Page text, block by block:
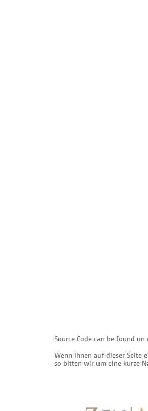
Source Code can be found on
Wenn Ihnen auf dieser Seite
so bitten wir um eine kurze